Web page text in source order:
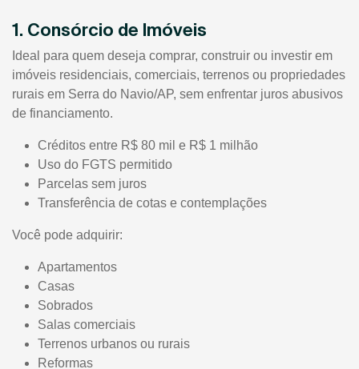
1. Consórcio de Imóveis
Ideal para quem deseja comprar, construir ou investir em
imóveis residenciais, comerciais, terrenos ou propriedades
rurais em Serra do Navio/AP, sem enfrentar juros abusivos
de financiamento.
Créditos entre R$ 80 mil e R$ 1 milhão
Uso do FGTS permitido
Parcelas sem juros
Transferência de cotas e contemplações
Você pode adquirir:
Apartamentos
Casas
Sobrados
Salas comerciais
Terrenos urbanos ou rurais
Reformas